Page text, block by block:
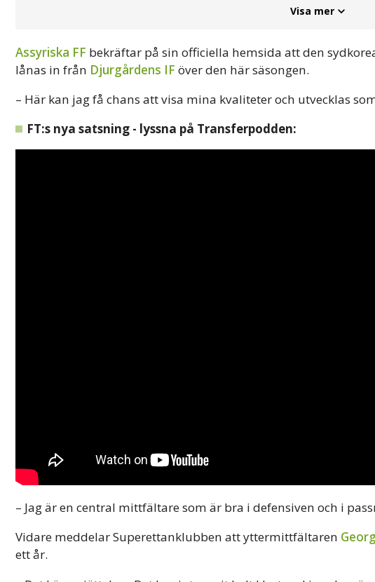
Visa mer
Assyriska FF bekräftar på sin officiella hemsida att den
lånas in från Djurgårdens IF över den här säsongen.
– Här kan jag få chans att visa mina kvaliteter och utvecklas
FT:s nya satsning - lyssna på Transferpodden:
– Jag är en central mittfältare som är bra i defensiven och i
Vidare meddelar Superettanklubben att yttermittfältaren
ett år.